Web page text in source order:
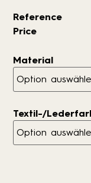
Reference
Price
Material
Textil-/